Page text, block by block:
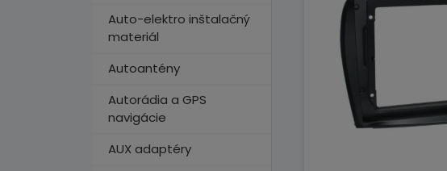
Auto-elektro inštalačný
materiál
Autoantény
Autorádia a GPS
navigácie
AUX adaptéry